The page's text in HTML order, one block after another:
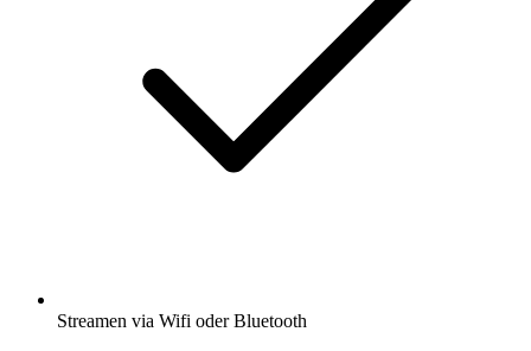
Streamen via Wifi oder Bluetooth